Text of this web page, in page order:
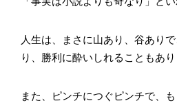
人生は、まさに山あり、谷あり
り、勝利に酔いしれることもあり
また、ピンチにつぐピンチで、